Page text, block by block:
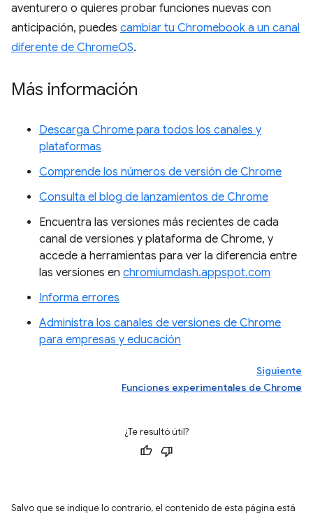
aventurero o quieres probar funciones nuevas con
anticipación, puedes cambiar tu Chromebook a un canal
diferente de ChromeOS.
Más información
Descarga Chrome para todos los canales y
plataformas
Comprende los números de versión de Chrome
Consulta el blog de lanzamientos de Chrome
Encuentra las versiones más recientes de cada
canal de versiones y plataforma de Chrome, y
accede a herramientas para ver la diferencia entre
las versiones en chromiumdash.appspot.com
Informa errores
Administra los canales de versiones de Chrome
para empresas y educación
Siguiente
Funciones experimentales de Chrome
¿Te resultó útil?
Salvo que se indique lo contrario, el contenido de esta página está